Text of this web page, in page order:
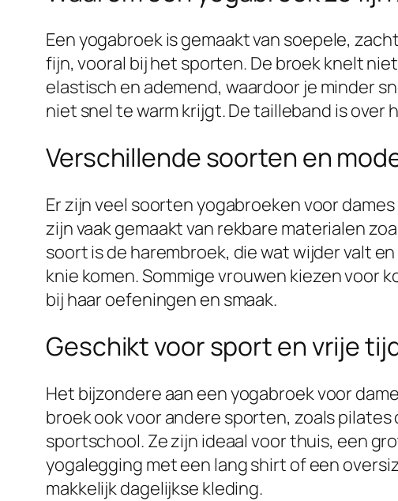
Een yogabroek is gemaakt van soepele,
fijn, vooral bij het sporten. De broek knelt
elastisch en ademend, waardoor je minder
niet snel te warm krijgt. De tailleband is
Verschillende soorten en
Er zijn veel soorten yogabroeken voor
zijn vaak gemaakt van rekbare materialen
soort is de harembroek, die wat wijder valt
knie komen. Sommige vrouwen kiezen voor
bij haar oefeningen en smaak.
Geschikt voor sport en vrije
Het bijzondere aan een yogabroek voor
broek ook voor andere sporten, zoals
sportschool. Ze zijn ideaal voor thuis, een
yogalegging met een lang shirt of een
makkelijk dagelijkse kleding.